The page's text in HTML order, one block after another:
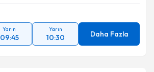
Yarın
09:45
Yarın
10:30 Daha Fazla